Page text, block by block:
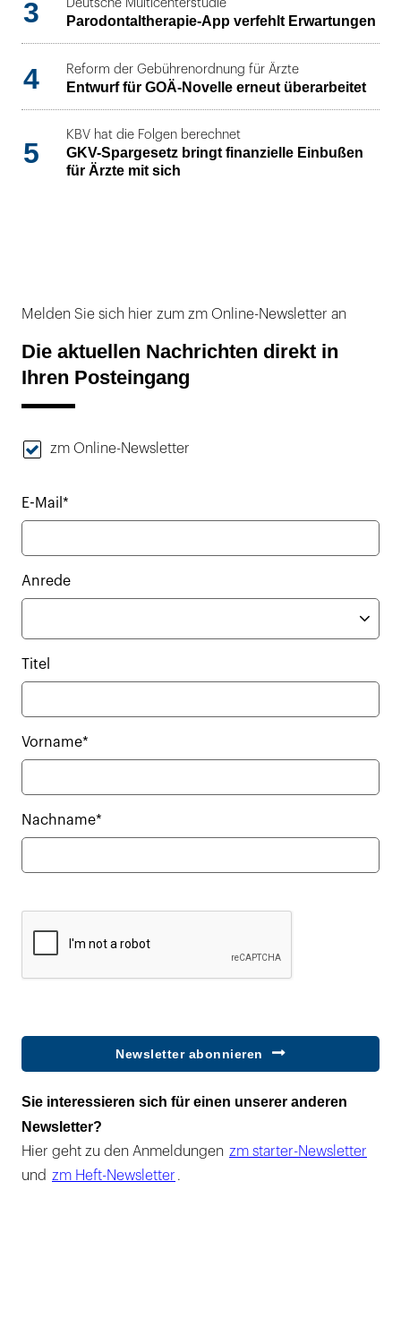
3 Deutsche Multicenterstudie
Parodontaltherapie-App verfehlt Erwartungen
4 Reform der Gebührenordnung für Ärzte
Entwurf für GOÄ-Novelle erneut überarbeitet
5
KBV hat die Folgen berechnet
GKV-Spargesetz bringt finanzielle Einbußen
für Ärzte mit sich
Melden Sie sich hier zum zm Online-Newsletter an
Die aktuellen Nachrichten direkt in
Ihren Posteingang
zm Online-Newsletter
E-Mail*
Anrede
Titel
Vorname*
Nachname*
Newsletter abonnieren
Sie interessieren sich für einen unserer anderen
Newsletter?
Hier geht zu den Anmeldungen zm starter-Newsletter
und zm Heft-Newsletter .